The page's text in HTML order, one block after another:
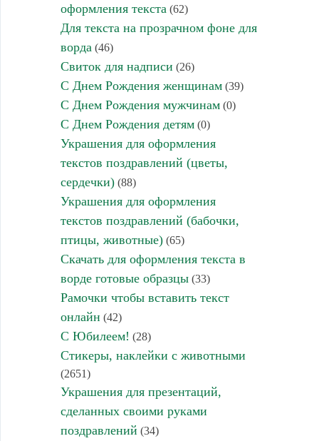
оформления текста (62)
Для текста на прозрачном фоне для
ворда (46)
Свиток для надписи (26)
С Днем Рождения женщинам(39)
С Днем Рождения мужчинам(0)
С Днем Рождения детям(0)
Украшения для оформления
текстов поздравлений (цветы,
сердечки)(88)
Украшения для оформления
текстов поздравлений (бабочки,
птицы, животные)(65)
Скачать для оформления текста в
ворде готовые образцы(33)
Рамочки чтобы вставить текст
онлайн (42)
С Юбилеем! (28)
Стикеры, наклейки с животными
(2651)
Украшения для презентаций,
сделанных своими руками
поздравлений (34)